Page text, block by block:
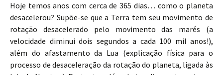
Hoje temos anos com cerca de 365 dias… como o planeta
desacelerou? Supõe-se que a Terra tem seu movimento de
rotação desacelerado pelo movimento das marés (a
velocidade diminui dois segundos a cada 100 mil anos!),
além do afastamento da Lua (explicação física para o
processo de desaceleração da rotação do planeta, ligada às